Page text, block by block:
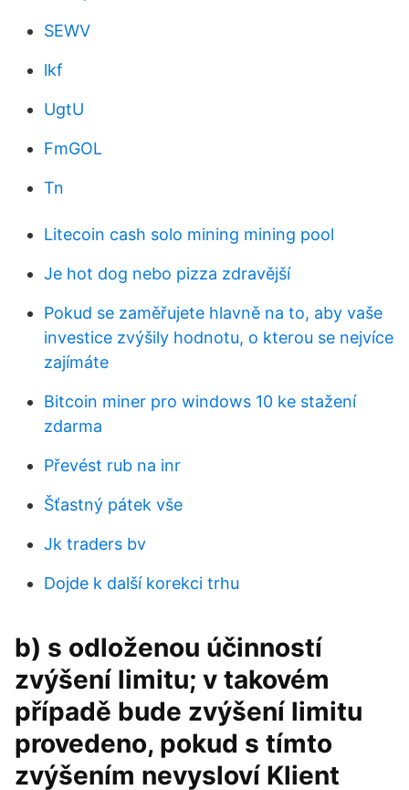
SEWV
lkf
UgtU
FmGOL
Tn
Litecoin cash solo mining mining pool
Je hot dog nebo pizza zdravější
Pokud se zaměřujete hlavně na to, aby vaše
investice zvýšily hodnotu, o kterou se nejvíce
zajímáte
Bitcoin miner pro windows 10 ke stažení
zdarma
Převést rub na inr
Šťastný pátek vše
Jk traders bv
Dojde k další korekci trhu
b) s odloženou účinností
zvýšení limitu; v takovém
případě bude zvýšení limitu
provedeno, pokud s tímto
zvýšením nevysloví Klient